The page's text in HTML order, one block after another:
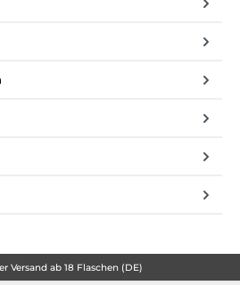
Versand ab 18 Flaschen (DE)